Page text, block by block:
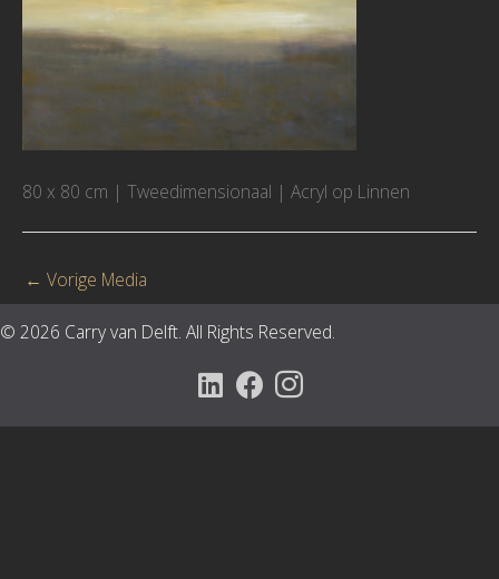
80 x 80 cm | Tweedimensionaal | Acryl op Linnen
← Vorige Media
© 2026 Carry van Delft. All Rights Reserved.